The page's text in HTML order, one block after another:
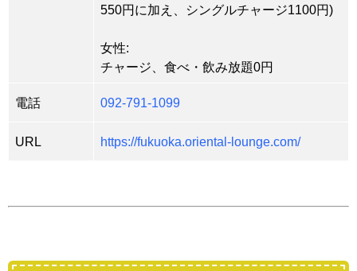
550円に加え、シングルチャージ1100円)
女性:
チャージ、食べ・飲み放題0円
電話 092-791-1099
URL https://fukuoka.oriental-lounge.com/